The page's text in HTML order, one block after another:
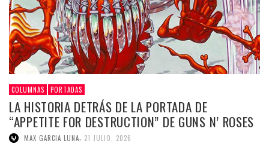
COLUMNAS PORTADAS
LA HISTORIA DETRÁS DE LA PORTADA DE
“APPETITE FOR DESTRUCTION” DE GUNS N’ ROSES
MAX GARCIA LUNA 21 JULIO, 2026